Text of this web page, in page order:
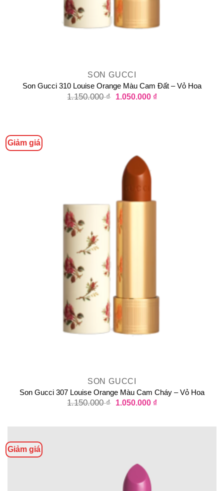
SON GUCCI
Son Gucci 310 Louise Orange Màu Cam Đất – Vỏ Hoa
1.150.000₫ 1.050.000 ₫
Giảm giá
SON GUCCI
Son Gucci 307 Louise Orange Màu Cam Cháy – Vỏ Hoa
1.150.000₫ 1.050.000 ₫
Giảm giá